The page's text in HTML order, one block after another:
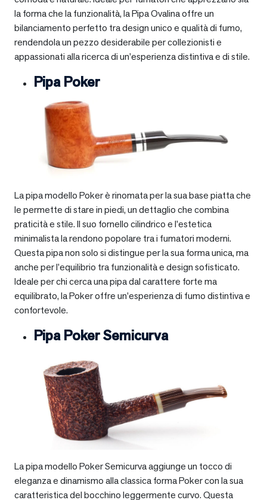
la forma che la funzionalità, la Pipa Ovalina offre un
bilanciamento perfetto tra design unico e qualità di fumo,
rendendola un pezzo desiderabile per collezionisti e
appassionati alla ricerca di un’esperienza distintiva e di stile.
Pipa Poker
La pipa modello Poker è rinomata per la sua base piatta che
le permette di stare in piedi, un dettaglio che combina
praticità e stile. Il suo fornello cilindrico e l’estetica
minimalista la rendono popolare tra i fumatori moderni.
Questa pipa non solo si distingue per la sua forma unica, ma
anche per l’equilibrio tra funzionalità e design sofisticato.
Ideale per chi cerca una pipa dal carattere forte ma
equilibrato, la Poker offre un’esperienza di fumo distintiva e
confortevole.
Pipa Poker Semicurva
La pipa modello Poker Semicurva aggiunge un tocco di
eleganza e dinamismo alla classica forma Poker con la sua
caratteristica del bocchino leggermente curvo. Questa